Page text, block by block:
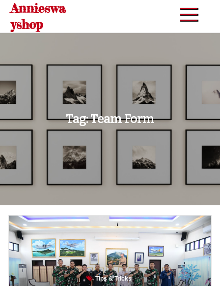
Skip
content
Annieswa
yshop
Tag:Team Form
Tips & Tricks